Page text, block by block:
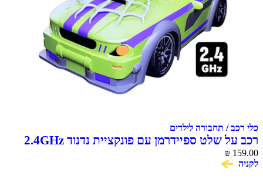
כלי רכב / תחבורה לילדים
רכב על שלט ספיידרמן עם פונקציית נדנוד 2.4GHz
₪ 159.00
לקניה